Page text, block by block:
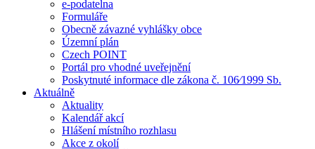
e-podatelna
Formuláře
Obecně závazné vyhlášky obce
Územní plán
Czech POINT
Portál pro vhodné uveřejnění
Poskytnuté informace dle zákona č. 106⁄1999 Sb.
Aktuálně
Aktuality
Kalendář akcí
Hlášení místního rozhlasu
Akce z okolí